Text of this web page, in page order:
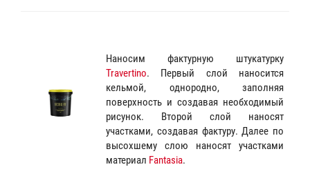
Наносим фактурную штукатурку
Travertino. Первый слой наносится
кельмой, однородно, заполняя
поверхность и создавая необходимый
рисунок. Второй слой наносят
участками, создавая фактуру. Далее по
высохшему слою наносят участками
материал Fantasia.